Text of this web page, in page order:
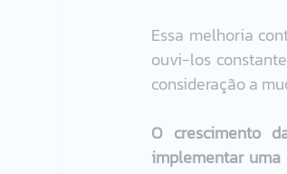
Essa melhoria
ouvi-los
consideração a
O crescimento
implementar uma